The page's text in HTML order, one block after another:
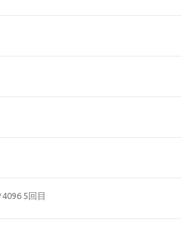
5回目